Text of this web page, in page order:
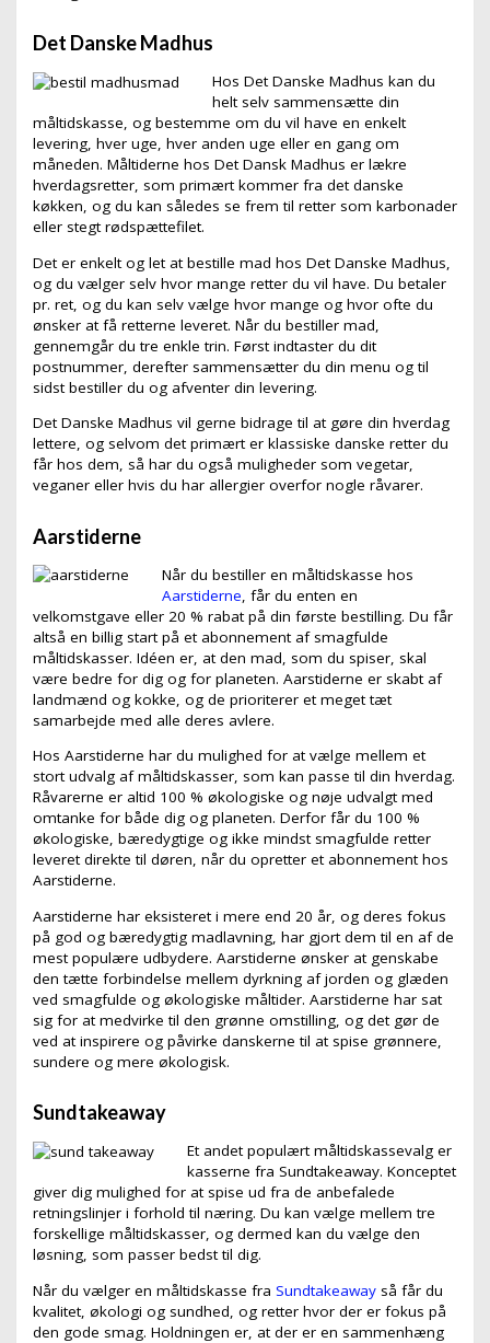
Det Danske Madhus
Hos Det Danske Madhus kan du
helt selv sammensætte din
måltidskasse, og bestemme om du vil have en enkelt
levering, hver uge, hver anden uge eller en gang om
måneden. Måltiderne hos Det Dansk Madhus er lækre
hverdagsretter, som primært kommer fra det danske
køkken, og du kan således se frem til retter som karbonader
eller stegt rødspættefilet.
Det er enkelt og let at bestille mad hos Det Danske Madhus,
og du vælger selv hvor mange retter du vil have. Du betaler
pr. ret, og du kan selv vælge hvor mange og hvor ofte du
ønsker at få retterne leveret. Når du bestiller mad,
gennemgår du tre enkle trin. Først indtaster du dit
postnummer, derefter sammensætter du din menu og til
sidst bestiller du og afventer din levering.
Det Danske Madhus vil gerne bidrage til at gøre din hverdag
lettere, og selvom det primært er klassiske danske retter du
får hos dem, så har du også muligheder som vegetar,
veganer eller hvis du har allergier overfor nogle råvarer.
Aarstiderne
Når du bestiller en måltidskasse hos
Aarstiderne , får du enten en
velkomstgave eller 20 % rabat på din første bestilling. Du får
altså en billig start på et abonnement af smagfulde
måltidskasser. Idéen er, at den mad, som du spiser, skal
være bedre for dig og for planeten. Aarstiderne er skabt af
landmænd og kokke, og de prioriterer et meget tæt
samarbejde med alle deres avlere.
Hos Aarstiderne har du mulighed for at vælge mellem et
stort udvalg af måltidskasser, som kan passe til din hverdag.
Råvarerne er altid 100 % økologiske og nøje udvalgt med
omtanke for både dig og planeten. Derfor får du 100 %
økologiske, bæredygtige og ikke mindst smagfulde retter
leveret direkte til døren, når du opretter et abonnement hos
Aarstiderne.
Aarstiderne har eksisteret i mere end 20 år, og deres fokus
på god og bæredygtig madlavning, har gjort dem til en af de
mest populære udbydere. Aarstiderne ønsker at genskabe
den tætte forbindelse mellem dyrkning af jorden og glæden
ved smagfulde og økologiske måltider. Aarstiderne har sat
sig for at medvirke til den grønne omstilling, og det gør de
ved at inspirere og påvirke danskerne til at spise grønnere,
sundere og mere økologisk.
Sundtakeaway
Et andet populært måltidskassevalg er
kasserne fra Sundtakeaway. Konceptet
giver dig mulighed for at spise ud fra de anbefalede
retningslinjer i forhold til næring. Du kan vælge mellem tre
forskellige måltidskasser, og dermed kan du vælge den
løsning, som passer bedst til dig.
Når du vælger en måltidskasse fra Sundtakeaway så får du
kvalitet, økologi og sundhed, og retter hvor der er fokus på
den gode smag. Holdningen er, at der er en sammenhæng